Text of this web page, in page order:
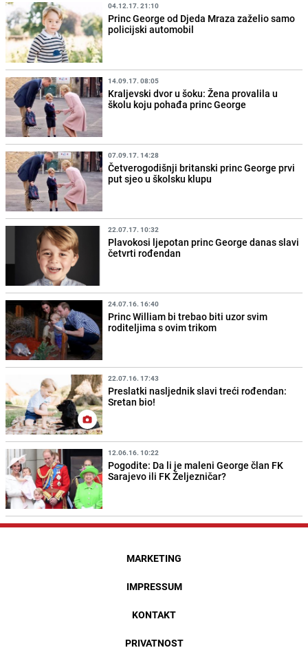
04.12.17. 21:10
Princ George od Djeda Mraza zaželio samo
policijski automobil
14.09.17. 08:05
Kraljevski dvor u šoku: Žena provalila u
školu koju pohađa princ George
07.09.17. 14:28
Četverogodišnji britanski princ George prvi
put sjeo u školsku klupu
22.07.17. 10:32
Plavokosi ljepotan princ George danas slavi
četvrti rođendan
24.07.16. 16:40
Princ William bi trebao biti uzor svim
roditeljima s ovim trikom
22.07.16. 17:43
Preslatki nasljednik slavi treći rođendan:
Sretan bio!
12.06.16. 10:22
Pogodite: Da li je maleni George član FK
Sarajevo ili FK Željezničar?
MARKETING
IMPRESSUM
KONTAKT
PRIVATNOST